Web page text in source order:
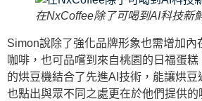
在NxCoffee除了可喝到AI科技新
Simon說除了強化品牌形象也需增加
咖啡，也可品嚐到來自桃園的日福蛋
的烘豆機結合了先進AI技術，能讓烘
也點出與眾不同之處更在於他們提供